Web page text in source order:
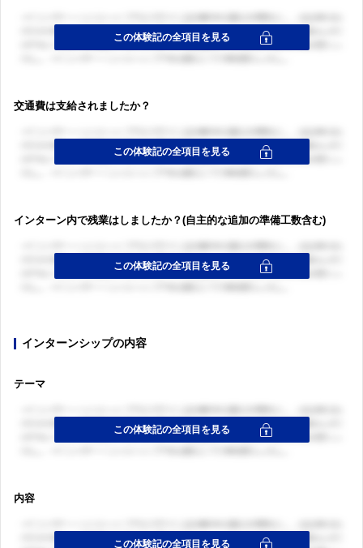
交通費は支給されましたか？
インターン内で残業はしましたか？(自主的な追加の準備工数含む)
インターンシップの内容
テーマ
内容